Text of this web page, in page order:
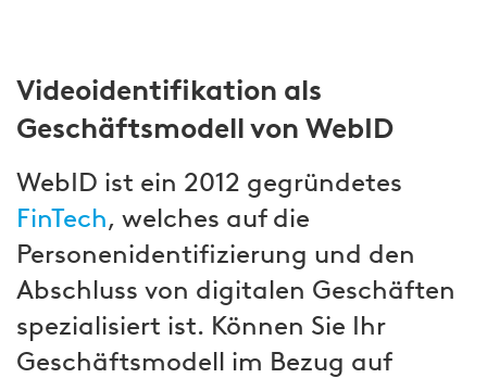
Videoidentifikation als
Geschäftsmodell von WebID
WebID ist ein 2012 gegründetes
FinTech, welches auf die
Personenidentifizierung und den
Abschluss von digitalen Geschäften
spezialisiert ist. Können Sie Ihr
Geschäftsmodell im Bezug auf